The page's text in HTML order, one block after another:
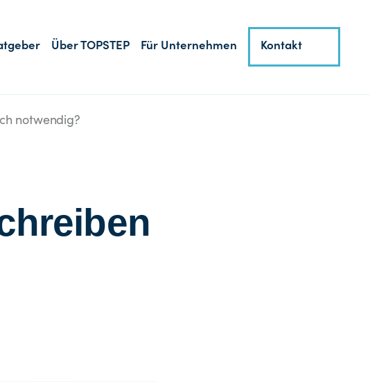
Über TOPSTEP Für Unternehmen Kontakt
notwendig?